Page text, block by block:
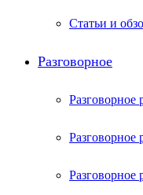
Статьи и
Разговорное
Разговорное
Разговорное
Разговорное